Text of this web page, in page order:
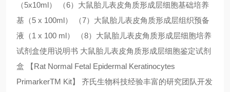
（5x10ml） （6）大鼠胎儿表皮角质形成层细胞基础培养
基（5 x 100ml） （7）大鼠胎儿表皮角质形成层组织预备
液（1 x 100 ml） （8）大鼠胎儿表皮角质形成层细胞培养
试剂盒使用说明书 大鼠胎儿表皮角质形成层细胞鉴定试剂
盒 【Rat Normal Fetal Epidermal Keratinocytes
PrimarkerTM Kit】 齐氏生物科技经验丰富的研究团队开发